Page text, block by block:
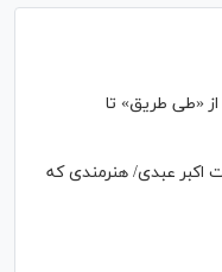
«طی طریق» تا
اکبر عبدی/ هنرمندی که